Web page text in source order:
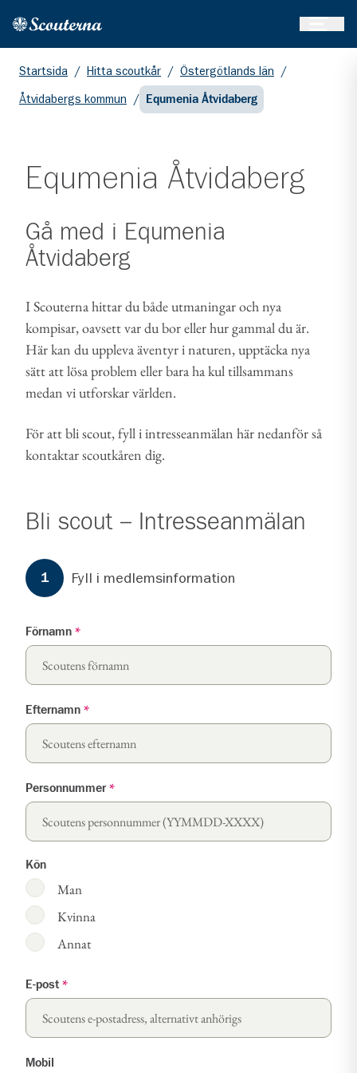
Hem
Startsida / Hitta scoutkår / Östergötlands län /
Åtvidabergs kommun / Equmenia Åtvidaberg
Equmenia Åtvidaberg
Gå med i Equmenia
Åtvidaberg
I Scouterna hittar du både utmaningar och nya
kompisar, oavsett var du bor eller hur gammal du är.
Här kan du uppleva äventyr i naturen, upptäcka nya
sätt att lösa problem eller bara ha kul tillsammans
medan vi utforskar världen.
För att bli scout, fyll i intresseanmälan här nedanför så
kontaktar scoutkåren dig.
Bli scout – Intresseanmälan
Formuläret har steg.
1 Steg1
Fyll i medlemsinformation
Förnamn *
Efternamn *
Personnummer *
Kön
Man
Kvinna
Annat
E-post *
Mobil